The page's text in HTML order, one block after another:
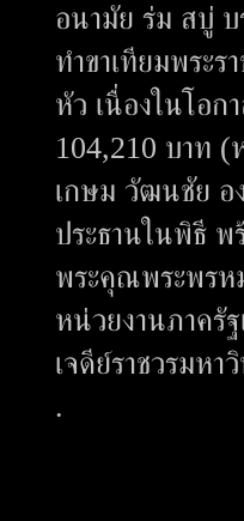
อนามัย ร่ม สบู่ บ
ทำขาเทียมพระร
หัว เนื่องในโอ
104,210 บาท
เกษม วัฒนชัย อ
ประธานในพิธี พ
พระคุณพระพรห
หน่วยงานภาครั
เจดีย์ราชวรมหา
.